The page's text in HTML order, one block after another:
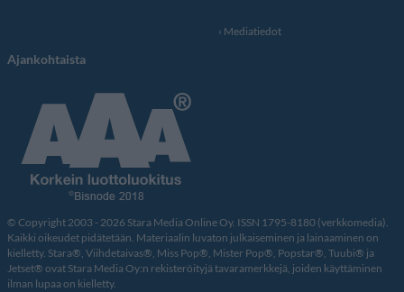
Mediatiedot
Ajankohtaista
© Copyright 2003 - 2026 Stara Media Online Oy. ISSN 1795-8180 (verkkomedia).
Kaikki oikeudet pidätetään. Materiaalin luvaton julkaiseminen ja lainaaminen on
kielletty. Stara®, Viihdetaivas®, Miss Pop®, Mister Pop®, Popstar®, Tuubi® ja
Jetset® ovat Stara Media Oy:n rekisteröityjä tavaramerkkejä, joiden käyttäminen
ilman lupaa on kielletty.